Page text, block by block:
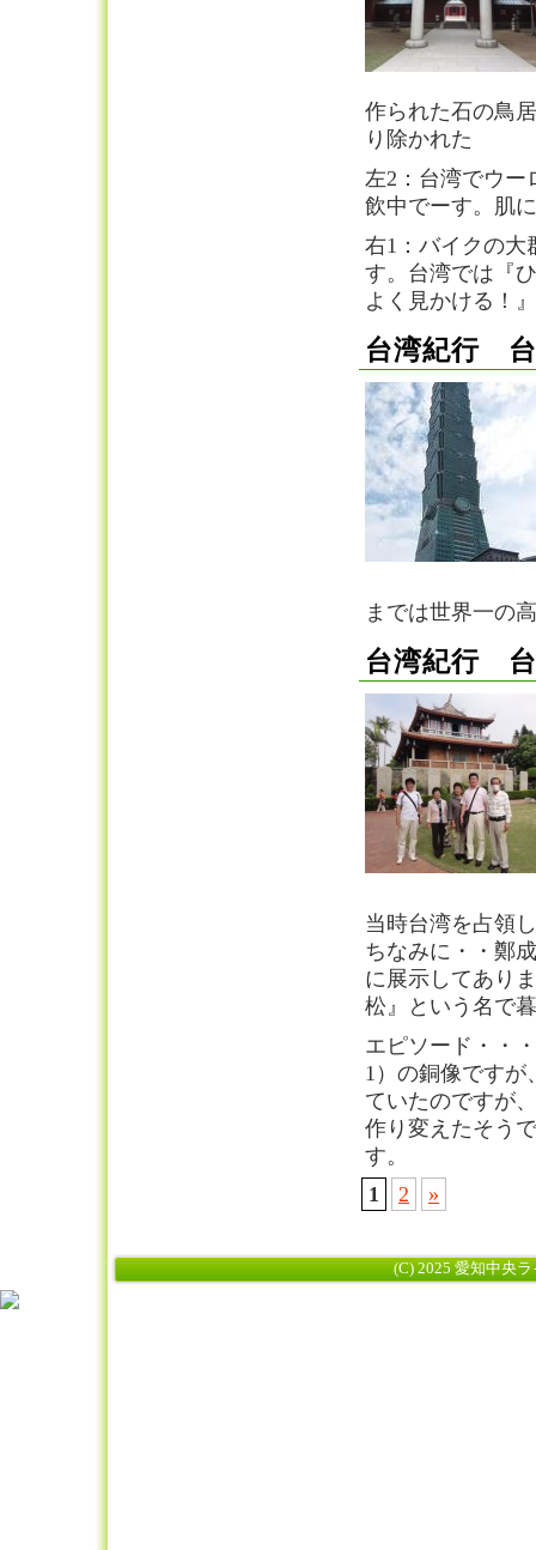
作られた石の鳥
り除かれた
左2：台湾でウー
飲中でーす。肌
右1：バイクの大
す。台湾では『
よく見かける！
台湾紀行
までは世界一の
台湾紀行
当時台湾を占領
ちなみに・・鄭
に展示してあり
松』という名で
エピソード・・
1）の銅像ですが
ていたのですが
作り変えたそう
す。
1
2 »
(C) 2025 愛知中央